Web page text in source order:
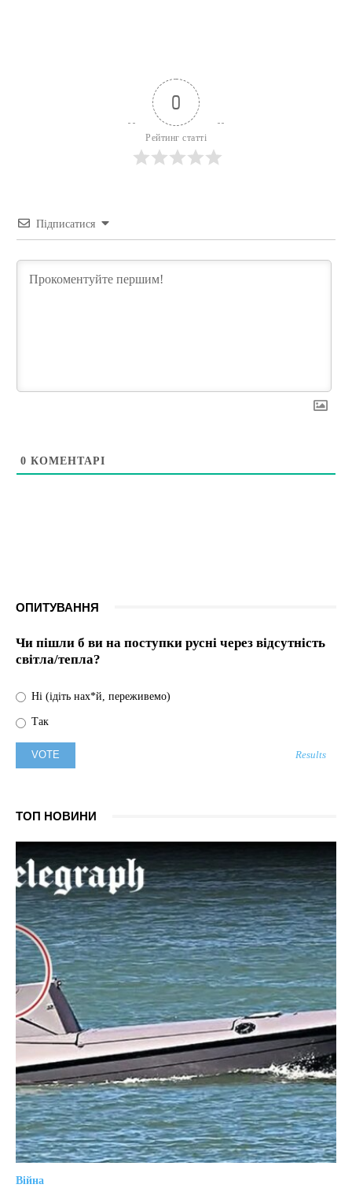
0
Рейтинг статті
Підписатися
0 КОМЕНТАРІ
ОПИТУВАННЯ
Чи пішли б ви на поступки русні через відсутність
світла/тепла?
Ні (ідіть нах*й, переживемо)
Так
Results
ТОП НОВИНИ
Війна